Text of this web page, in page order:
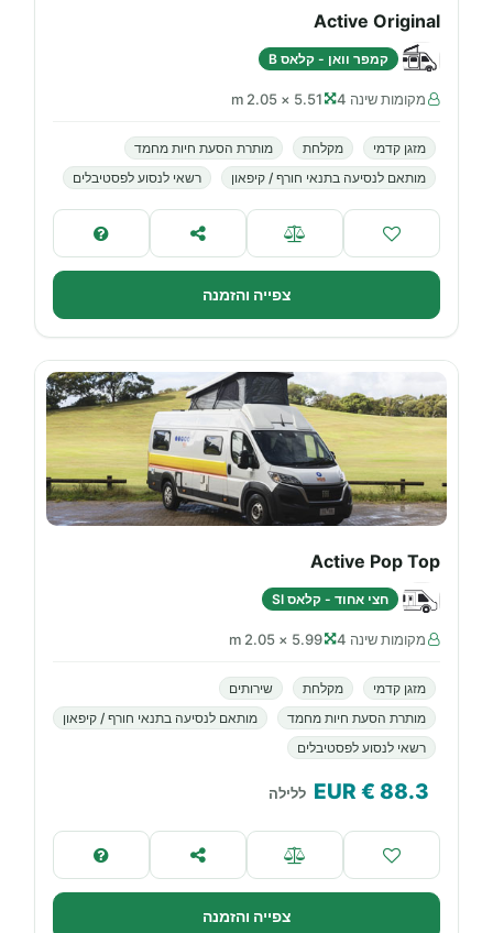
Active Original
קמפר וואן - קלאס B
מקומות שינה 4 5.51 × 2.05 m
מזגן קדמי מקלחת
מותרת הסעת חיות מחמד
מותאם לנסיעה בתנאי חורף / קיפאון
רשאי לנסוע לפסטיבלים
צפייה והזמנה
Active Pop Top
חצי אחוד - קלאס SI
מקומות שינה 4 5.99 × 2.05 m
מזגן קדמי מקלחת
שירותים
מותרת הסעת חיות מחמד
מותאם לנסיעה בתנאי חורף / קיפאון
רשאי לנסוע לפסטיבלים
88.3
€ EUR ללילה
צפייה והזמנה